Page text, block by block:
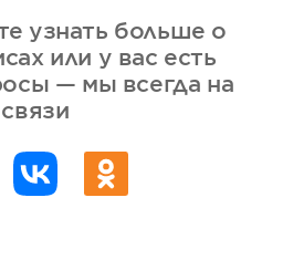
узнать больше о
или у вас есть
— мы всегда на
связи